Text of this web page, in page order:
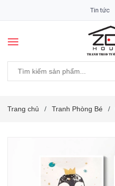
Tin tức
Trang chủ / Tranh Phòng Bé /